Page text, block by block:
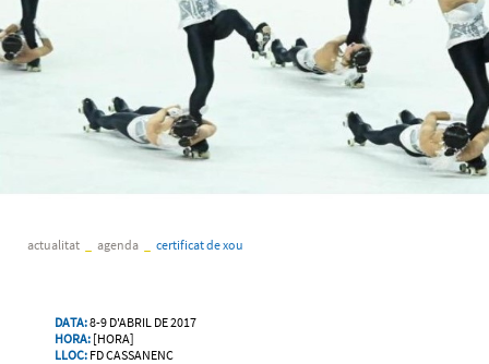
actualitat agenda certificat de xou
DATA:8-9 D'ABRIL DE 2017
HORA:[HORA]
LLOC:FD CASSANENC